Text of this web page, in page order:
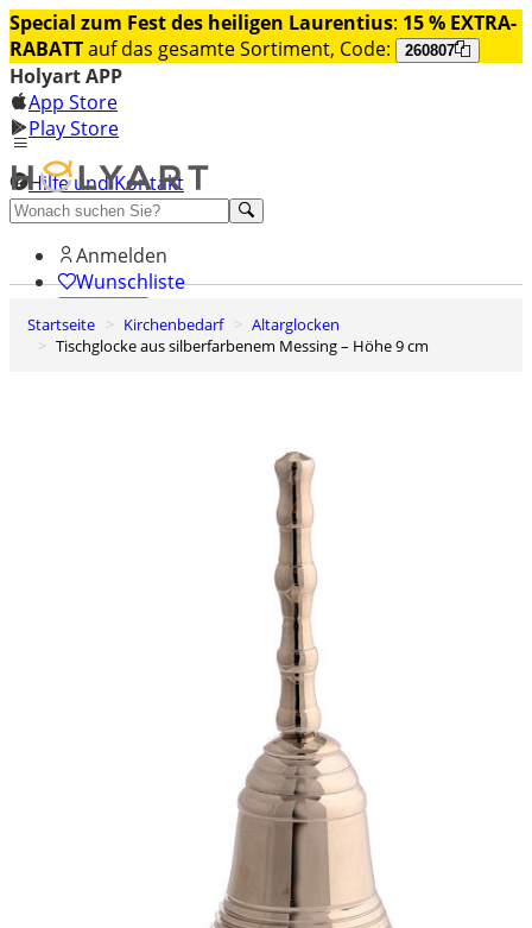
Special zum Fest des heiligen Laurentius: 15 % EXTRA-
RABATTauf das gesamte Sortiment, Code: 260807
Holyart APP
App Store
Play Store
Hilfe und Kontakt
Entdecken Sie Premium
Anmelden
Wunschliste
0
Warenkorb
Startseite Kirchenbedarf
Altarglocken
Tischglocke aus silberfarbenem Messing – Höhe 9 cm